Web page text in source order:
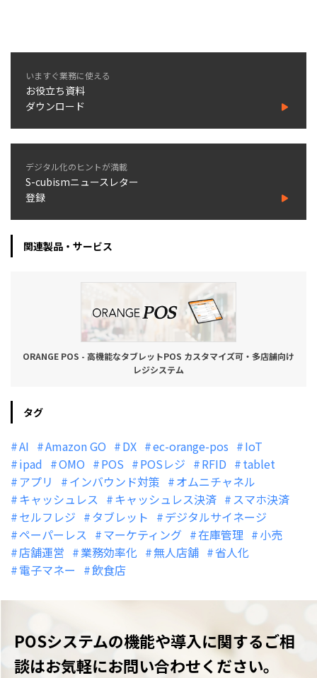
いますぐ業務に使える
お役立ち資料
ダウンロード
デジタル化のヒントが満載
S-cubismニュースレター
登録
関連製品・サービス
ORANGE POS - 高機能なタブレットPOS カスタマイズ可・多店舗向け
レジシステム
タグ
AI Amazon GO DX ec-orange-pos
IoT
ipad
OMO POS POSレジ RFID
tablet
アプリ
インバウンド対策
オムニチャネル
キャッシュレス
キャッシュレス決済
スマホ決済
セルフレジ
タブレット
デジタルサイネージ
ペーパーレス
マーケティング 在庫管理
小売
店舗運営
業務効率化 無人店舗
省人化
電子マネー
飲食店
POSシステムの機能や導入に関するご相
談はお気軽にお問い合わせください。